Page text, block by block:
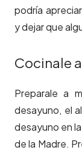
podría
y dejar que
Cocinale
Preparale a
desayuno, el
desayuno en
de la Madre.